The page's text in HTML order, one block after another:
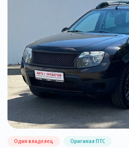
Один владелец Оригинал ПТС